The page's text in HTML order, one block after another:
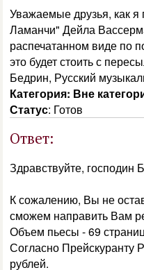
Уважаемые друзья, как я
Ламанчи" Дейла
распечатанном виде по
это будет стоить с
Бедрин, Русский
Категория: Вне
Статус: Готов
Ответ:
Здравствуйте, господин
К сожалению, Вы не
сможем направить Вам
Объем пьесы - 69
Согласно Прейскуранту
рублей.